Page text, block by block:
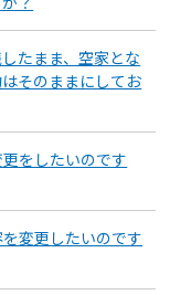
たまま、空家とな
そのままにしてお
をしたいのです
変更したいのです